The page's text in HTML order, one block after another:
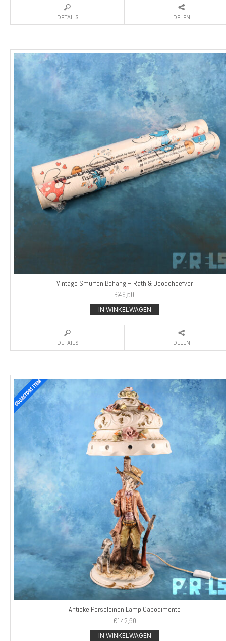
DETAILS DELEN
Vintage Smurfen Behang – Rath & Doodeheefver
€49,50
IN WINKELWAGEN
DETAILS DELEN
Antieke Porseleinen Lamp Capodimonte
€142,50
IN WINKELWAGEN